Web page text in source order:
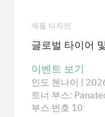
제품 디자인
글로벌 타이어
이벤트 보기
인도 첸나이 |
트너 부스:
부스 번호 10